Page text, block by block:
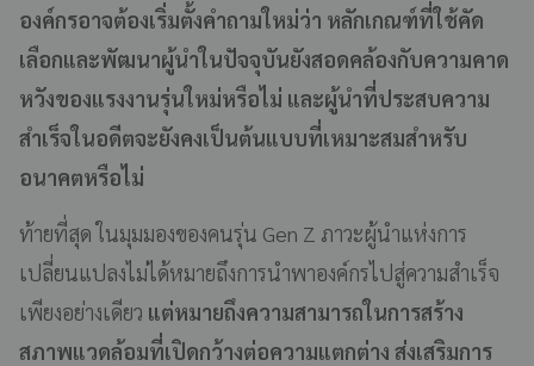
องค์กรอาจต้องเริ่มตั้งคำถามใหม่ว่า หลักเกณฑ์ที่ใช้คัด
เลือกและพัฒนาผู้นำในปัจจุบันยังสอดคล้องกับความคาด
หวังของแรงงานรุ่นใหม่หรือไม่ และผู้นำที่ประสบความ
สำเร็จในอดีตจะยังคงเป็นต้นแบบที่เหมาะสมสำหรับ
อนาคตหรือไม่
ท้ายที่สุด ในมุมมองของคนรุ่น Gen Z ภาวะผู้นำแห่งการ
เปลี่ยนแปลงไม่ได้หมายถึงการนำพาองค์กรไปสู่ความสำเร็จ
เพียงอย่างเดียว แต่หมายถึงความสามารถในการสร้าง
สภาพแวดล้อมที่เปิดกว้างต่อความแตกต่าง ส่งเสริมการ